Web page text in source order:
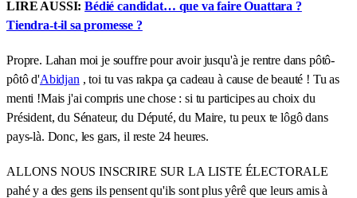
LIRE AUSSI:Bédié candidat… que va faire Ouattara ?
Tiendra-t-il sa promesse ?
Propre. Lahan moi je souffre pour avoir jusqu'à je rentre dans pôtô-
pôtô d'Abidjan , toi tu vas rakpa ça cadeau à cause de beauté ! Tu as
menti !Mais j'ai compris une chose : si tu participes au choix du
Président, du Sénateur, du Député, du Maire, tu peux te lôgô dans
pays-là. Donc, les gars, il reste 24 heures.
ALLONS NOUS INSCRIRE SUR LA LISTE ÉLECTORALE
pahé y a des gens ils pensent qu'ils sont plus yêrê que leurs amis à